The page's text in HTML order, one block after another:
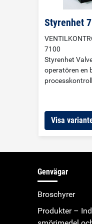
dimbildning
versioner:
Spridartryck
flesta
Spridartrycke
mycket
Styrenhet
7100
Styrenhet
operatören en
Visa
Genvägar
Broschyrer
Produkter –